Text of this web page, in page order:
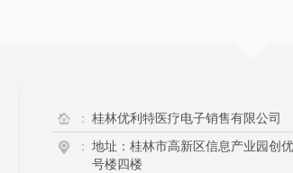
： 桂林优利特医疗电子销售有限公司
： 地址：桂林市高新区信息产业园创
号楼四楼